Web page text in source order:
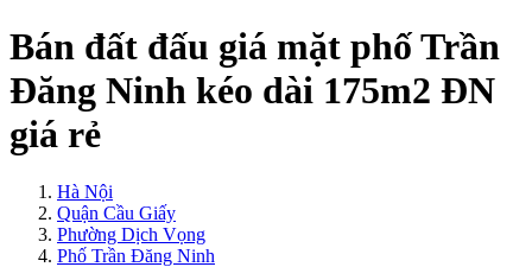
Bán đất đấu giá mặt phố Trần
Đăng Ninh kéo dài 175m2 ĐN
giá rẻ
Hà Nội
Quận Cầu Giấy
Phường Dịch Vọng
Phố Trần Đăng Ninh